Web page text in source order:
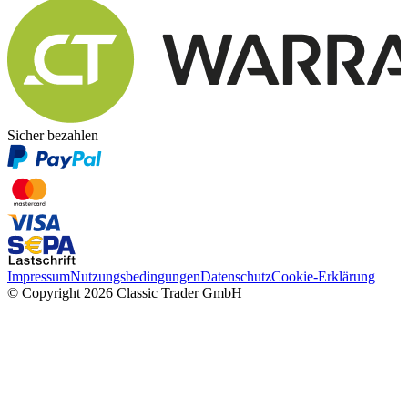
M40 HUBRAUM 4,0 LITER
M629 V8-DIESELMOTOR OM629
N27 TAUSCHVERBOT KAROSSE/AUFTRAG AB RB
N29 TAUSCHVERBOT KAROSSE/AUFTRAG AB RB
OHNE PA1
Q50 GV - PERFORATION VA-BREMSSCHEIBEN
R01 SOMMERREIFEN
R46 LM-RAD 6-SPEICHEN DESIGN 22" MIT
MISCHBEREIFUNG
R66 REIFEN MIT NOTLAUFEIGENSCHAFTEN
Sicher bezahlen
ImpressumNutzungsbedingungenDatenschutzCookie-Erklärung
© Copyright 2026 Classic Trader GmbH